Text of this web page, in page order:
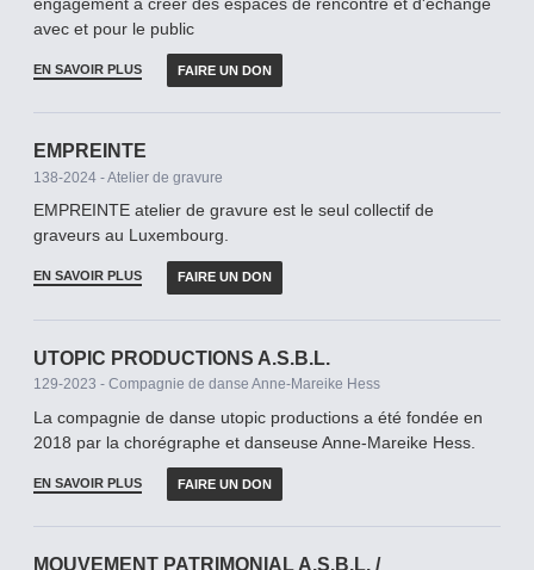
avec et pour le public
EN SAVOIR PLUS FAIRE UN DON
EMPREINTE
138-2024 - Atelier de gravure
EMPREINTE atelier de gravure est le seul collectif de
graveurs au Luxembourg.
EN SAVOIR PLUS FAIRE UN DON
UTOPIC PRODUCTIONS A.S.B.L.
129-2023 - Compagnie de danse Anne-Mareike Hess
La compagnie de danse utopic productions a été fondée en
2018 par la chorégraphe et danseuse Anne-Mareike Hess.
EN SAVOIR PLUS FAIRE UN DON
MOUVEMENT PATRIMONIAL A.S.B.L. /